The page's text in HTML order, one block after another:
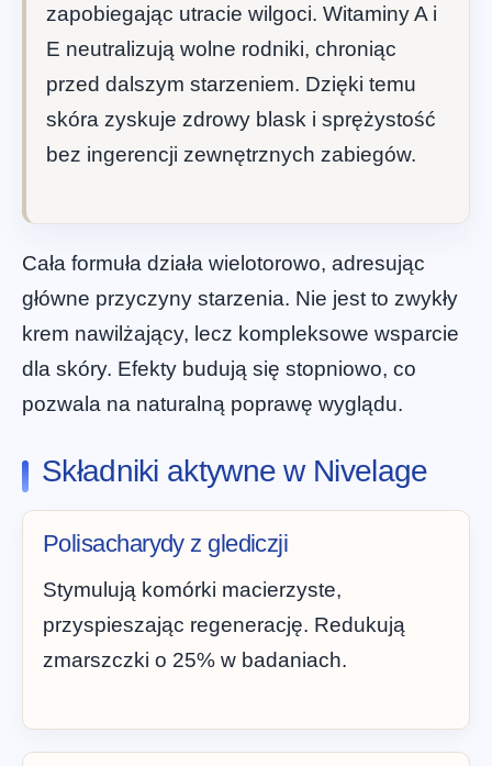
zapobiegając utracie wilgoci. Witaminy A i
E neutralizują wolne rodniki, chroniąc
przed dalszym starzeniem. Dzięki temu
skóra zyskuje zdrowy blask i sprężystość
bez ingerencji zewnętrznych zabiegów.
Cała formuła działa wielotorowo, adresując
główne przyczyny starzenia. Nie jest to zwykły
krem nawilżający, lecz kompleksowe wsparcie
dla skóry. Efekty budują się stopniowo, co
pozwala na naturalną poprawę wyglądu.
Składniki aktywne w Nivelage
Polisacharydy z glediczji
Stymulują komórki macierzyste,
przyspieszając regenerację. Redukują
zmarszczki o 25% w badaniach.